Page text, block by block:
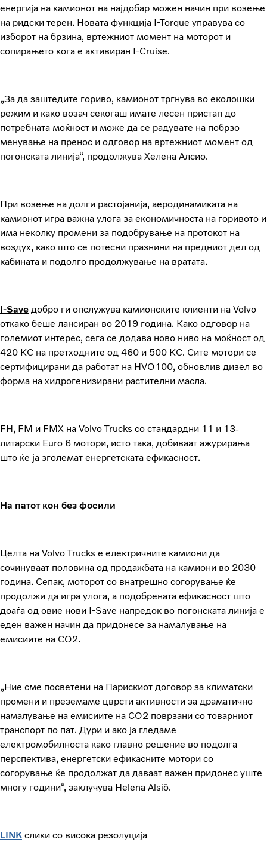
енергија на камионот на најдобар можен начин при возење
на ридски терен. Новата функција I-Torque управува со
изборот на брзина, вртежниот момент на моторот и
сопирањето кога е активиран I-Cruise.
„За да заштедите гориво, камионот тргнува во еколошки
режим и како возач секогаш имате лесен пристап до
потребната моќност и може да се радувате на побрзо
менување на пренос и одговор на вртежниот момент од
погонската линија“, продолжува Хелена Алсио.
При возење на долги растојанија, аеродинамиката на
камионот игра важна улога за економичноста на горивото и
има неколку промени за подобрување на протокот на
воздух, како што се потесни празнини на предниот дел од
кабината и подолго продолжување на вратата.
I-Save добро ги опслужува камионските клиенти на Volvo
откако беше лансиран во 2019 година. Како одговор на
големиот интерес, сега се додава ново ниво на моќност од
420 КС на претходните од 460 и 500 КС. Сите мотори се
сертифицирани да работат на HVO100, обновлив дизел во
форма на хидрогенизирани растителни масла.
FH, FM и FMX на Volvo Trucks со стандардни 11 и 13-
литарски Euro 6 мотори, исто така, добиваат ажурирања
што ќе ја зголемат енергетската ефикасност.
На патот кон без фосили
Целта на Volvo Trucks е електричните камиони да
сочинуваат половина од продажбата на камиони во 2030
година. Сепак, моторот со внатрешно согорување ќе
продолжи да игра улога, а подобрената ефикасност што
доаѓа од овие нови I-Save напредок во погонската линија е
еден важен начин да придонесе за намалување на
емисиите на CO2.
„Ние сме посветени на Парискиот договор за климатски
промени и преземаме цврсти активности за драматично
намалување на емисиите на CO2 поврзани со товарниот
транспорт по пат. Дури и ако ја гледаме
електромобилноста како главно решение во подолга
перспектива, енергетски ефикасните мотори со
согорување ќе продолжат да даваат важен придонес уште
многу години“, заклучува Helena Alsiö.
LINK слики со висока резолуција